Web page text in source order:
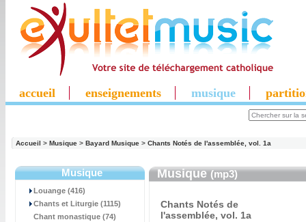
accueil enseignements musique
Accueil > Musique > Bayard Musique > Chants Notés de l'assemblée, vol. 1a
Musique
Louange (416)
Chants et Liturgie (1115)
Chant monastique (74)
Musique(mp3)
Chants Notés de
l'assemblée, vol. 1a